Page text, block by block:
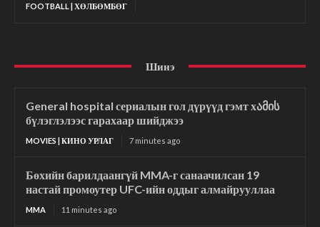
FOOTBALL | ХӨЛБӨМБӨГ
Шинэ
General hospital сериалын гол дүрүүд гэмт хამის
бүлэглэлээс гарахаар шийджээ
MOVIES | КИНО УРЛАГ 7 minutes ago
Бөхийн барилдаангүй MMA-г санаачилсан 19
настай промоутер UFC-ийн оддыг алмайрууллаа
MMA 11 minutes ago